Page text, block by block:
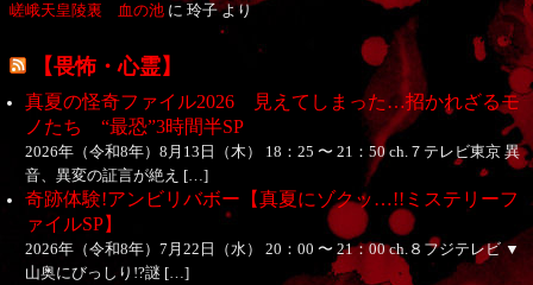
嵯峨天皇陵裏 血の池 に 玲子より
【畏怖・心霊】
真夏の怪奇ファイル2026 見えてしまった…招かれざるモ
ノたち “最恐”3時間半SP
2026年（令和8年）8月13日（木） 18：25 〜 21：50 ch.７テレビ東京 異
音、異変の証言が絶え […]
奇跡体験!アンビリバボー【真夏にゾクッ…!!ミステリーフ
ァイルSP】
2026年（令和8年）7月22日（水） 20：00 〜 21：00 ch.８フジテレビ ▼
山奥にびっしり!?謎 […]